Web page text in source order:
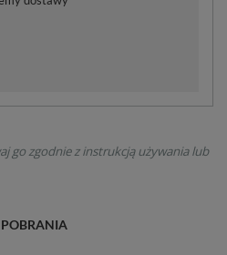
go zgodnie z instrukcją używania lub